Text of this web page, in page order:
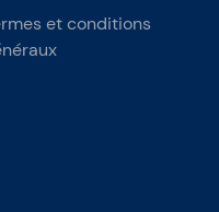
et conditions